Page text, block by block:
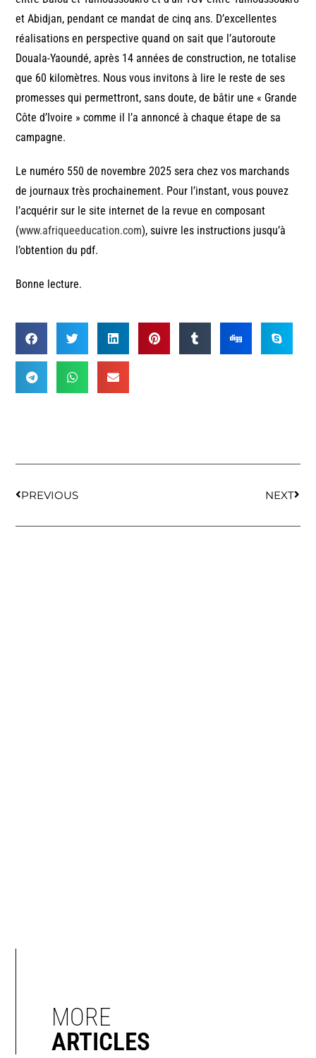
et Abidjan, pendant ce mandat de cinq ans. D’excellentes
réalisations en perspective quand on sait que l’autoroute
Douala-Yaoundé, après 14 années de construction, ne totalise
que 60 kilomètres. Nous vous invitons à lire le reste de ses
promesses qui permettront, sans doute, de bâtir une « Grande
Côte d’Ivoire » comme il l’a annoncé à chaque étape de sa
campagne.
Le numéro 550 de novembre 2025 sera chez vos marchands
de journaux très prochainement. Pour l’instant, vous pouvez
l’acquérir sur le site internet de la revue en composant
(www.afriqueeducation.com), suivre les instructions jusqu’à
l’obtention du pdf.
Bonne lecture.
PREVIOUS NEXT
MORE
ARTICLES